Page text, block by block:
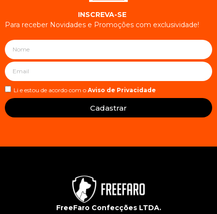
INSCREVA-SE
Para receber Novidades e Promoções com exclusividade!
Li e estou de acordo com o Aviso de Privacidade
Cadastrar
FreeFaro Confecções LTDA.